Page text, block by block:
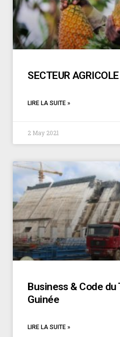
SECTEUR
LIRE LA SUITE »
2 May 2021
Business & Code du
Guinée
LIRE LA SUITE »